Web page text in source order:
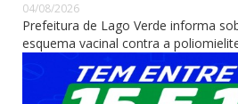
04/08/2026
Prefeitura de Lago Verde informa
esquema vacinal contra a